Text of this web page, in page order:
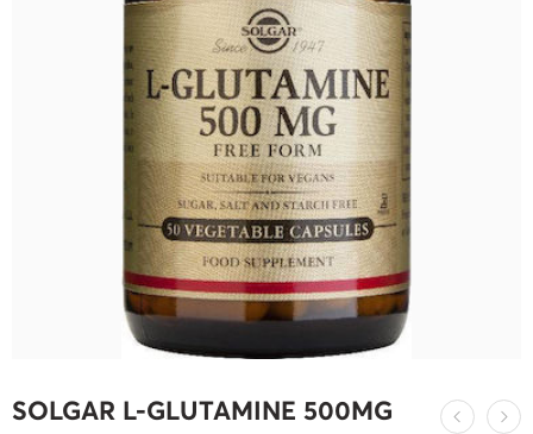
SOLGAR L-GLUTAMINE 500MG